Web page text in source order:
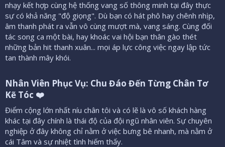
nhạy kết hợp cùng hệ thống vang số thông minh tại đây thực
sự có khả năng "độ giọng". Dù bạn có hát phô hay chênh nhịp,
âm thanh phát ra vẫn vô cùng mượt mà, vang sáng. Cùng đối
tác song ca một bài, hay khoác vai hội bạn thân gào thét
những bản hit thanh xuân... mọi áp lực công việc ngay lập tức
tan thành mây khói.
Nhân Viên Phục Vụ: Chu Đáo Đến Từng Chân Tơ
Kẽ Tóc ❤️​
Điểm cộng lớn nhất níu chân tôi và có lẽ là vô số khách hàng
khác tại đây chính là thái độ của đội ngũ nhân viên. Sự chuyên
nghiệp ở đây không chỉ nằm ở việc bưng bê nhanh, mà nằm ở
cái Tâm và sự nhiệt tình hiếm thấy.